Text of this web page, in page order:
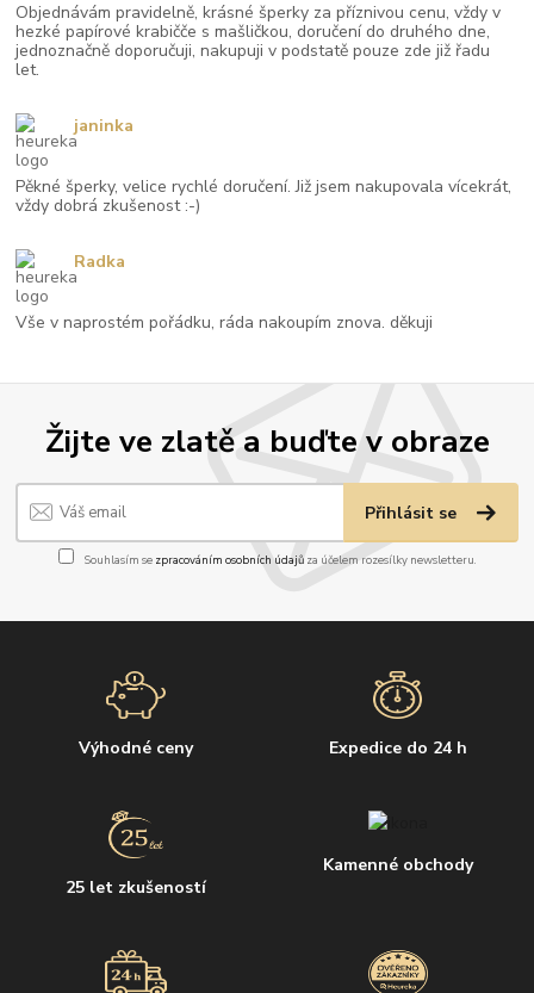
Žijte ve zlatě a buďte v obraze
Přihlásit se
Souhlasím se zpracováním osobních údajůza účelem rozesílky newsletteru.
Výhodné ceny Expedice do 24 h
25 let zkušeností
Kamenné obchody
Objednávám pravidelně, krásné šperky za příznivou cenu, vždy v
hezké papírové krabičče s mašličkou, doručení do druhého dne,
jednoznačně doporučuji, nakupuji v podstatě pouze zde již řadu
let.
Pěkné šperky, velice rychlé doručení. Již jsem nakupovala vícekrát,
vždy dobrá zkušenost :-)
janinka
Vše v naprostém pořádku, ráda nakoupím znova. děkuji
Radka